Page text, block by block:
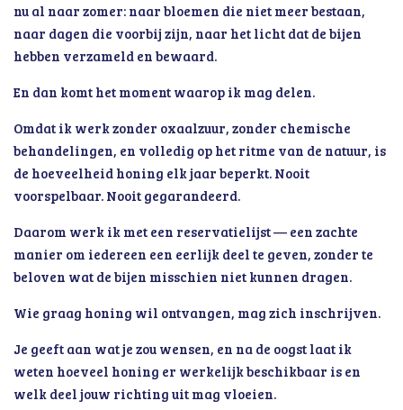
nu al naar zomer: naar bloemen die niet meer bestaan,
naar dagen die voorbij zijn, naar het licht dat de bijen
hebben verzameld en bewaard.
En dan komt het moment waarop ik mag delen.
Omdat ik werk zonder oxaalzuur, zonder chemische
behandelingen, en volledig op het ritme van de natuur, is
de hoeveelheid honing elk jaar beperkt. Nooit
voorspelbaar. Nooit gegarandeerd.
Daarom werk ik met een reservatielijst — een zachte
manier om iedereen een eerlijk deel te geven, zonder te
beloven wat de bijen misschien niet kunnen dragen.
Wie graag honing wil ontvangen, mag zich inschrijven.
Je geeft aan wat je zou wensen, en na de oogst laat ik
weten hoeveel honing er werkelijk beschikbaar is en
welk deel jouw richting uit mag vloeien.